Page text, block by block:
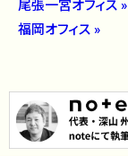
尾張一宮オフィス »
福岡オフィス »